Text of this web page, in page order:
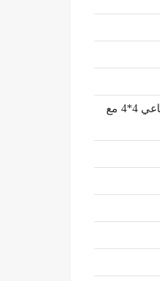
SUV car rental – تأجير سيارات دفع رباعي 4*4 مع